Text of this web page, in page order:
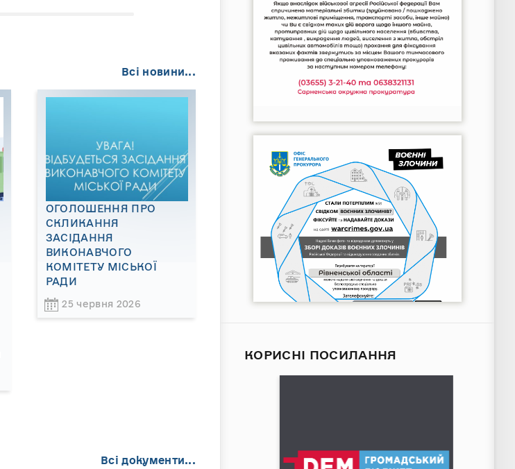
Всі новини...
ОГОЛОШЕННЯ ПРО
СКЛИКАННЯ
ЗАСІДАННЯ
ВИКОНАВЧОГО
КОМІТЕТУ МІСЬКОЇ
РАДИ
25 червня 2026
Всі документи...
КОРИСНІ ПОСИЛАННЯ